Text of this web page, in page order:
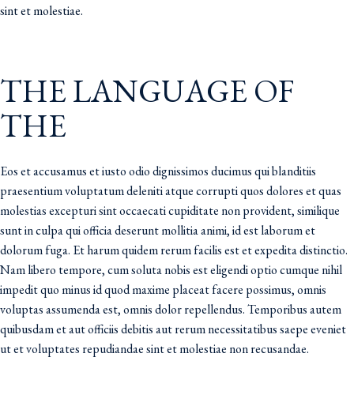
sint et molestiae.
THE LANGUAGE OF
THE
Eos et accusamus et iusto odio dignissimos ducimus qui blanditiis
praesentium voluptatum deleniti atque corrupti quos dolores et quas
molestias excepturi sint occaecati cupiditate non provident, similique
sunt in culpa qui officia deserunt mollitia animi, id est laborum et
dolorum fuga. Et harum quidem rerum facilis est et expedita distinctio.
Nam libero tempore, cum soluta nobis est eligendi optio cumque nihil
impedit quo minus id quod maxime placeat facere possimus, omnis
voluptas assumenda est, omnis dolor repellendus. Temporibus autem
quibusdam et aut officiis debitis aut rerum necessitatibus saepe eveniet
ut et voluptates repudiandae sint et molestiae non recusandae.